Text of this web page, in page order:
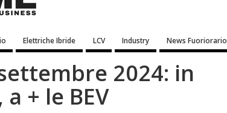
Elettriche Ibride LCV Industry News Fuoriorario
2024: in
+ le BEV